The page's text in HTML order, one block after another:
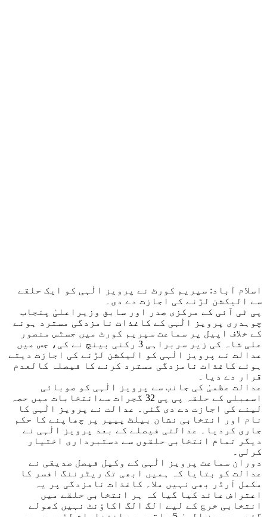
اسلام آباد: سپریم کورٹ نے پرویز الٰہی کو ایک حلقے
سے الیکشن لڑنے کی اجازت دے دی۔
پی ٹی آئی کے مرکزی صدر اور سابق وزیراعلیٰ پنجاب
چوہدری پرویز الٰہی کے کاغذات نامزدگی مسترد ہونے
کے خلاف اپیل پر سماعت سپریم کورٹ میں جسٹس منصور
علی شاہ کی زیر سربراہی 3 رکنی بینچ نے کی، جس میں
عدالت نے پرویز الٰہی کو الیکشن لڑنے کی اجازت دیتے
ہوئے کاغذات نامزدگی مسترد کرنے کا فیصلہ کالعدم
قرار دے دیا۔
عدالت عظمیٰ کی جانب سے پرویز الٰہی کو صوبائی
اسمبلی کے حلقہ پی پی 32 گجرات سےانتخابات میں حصہ
لینے کی اجازت دے دی گئی۔ عدالت نے پرویز الٰہی کا
نام اور انتخابی نشان بیلٹ پیپر پر چھاپنے کا حکم
جاری کردیا۔ عدالتی فیصلے کے بعد پرویز الٰہی نے
دیگر تمام انتخابی حلقوں سے دستبرداری اختیار
کرلی۔
دوران سماعت پرویز الٰہی کے وکیل فیصل صدیقی نے
عدالت کو بتایا کہ ہمیں ابھی تک ریٹرننگ افسر کا
مکمل آرڈر بھی نہیں ملا۔ کاغذات نامزدگی پر یہ
اعتراض عائد کیا گیا کہ ہر انتخابی حلقے میں
انتخابی خرچ کے لیے الگ الگ اکاؤنٹ نہیں کھولے